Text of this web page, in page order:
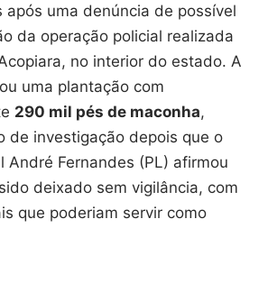
uma denúncia de possível
da operação policial realizada
no interior do estado. A
uma plantação com
290 mil pés de maconha,
de investigação depois que o
André Fernandes (PL) afirmou
deixado sem vigilância, com
que poderiam servir como